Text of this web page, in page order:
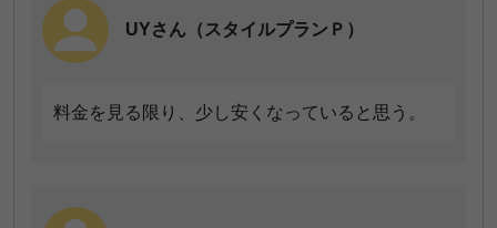
UYさん（スタイルプランＰ）
料金を見る限り、少し安くなっていると思う。